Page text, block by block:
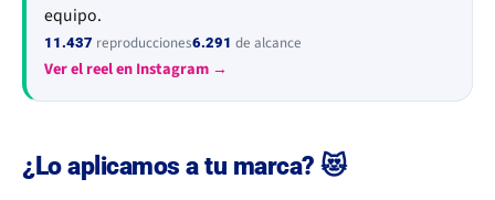
equipo.
11.437 reproducciones6.291 de alcance
Ver el reel en Instagram →
¿Lo aplicamos a tu marca? 😻